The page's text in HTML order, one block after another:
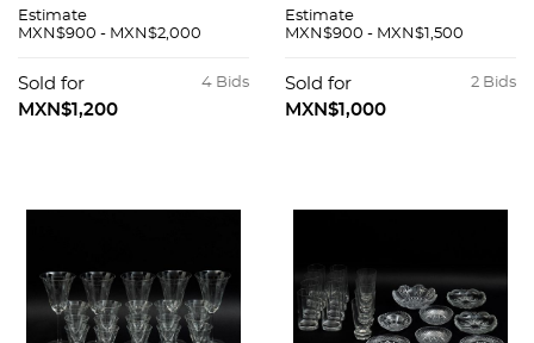
en cristal de
ámbar Decoración
facetada Borde
Estimate
MXN$900 - MXN$2,000
4 Bids
Sold for
MXN$1,200
trasnparente
Diseño orgánico
Consta de 3 jarr...
Estimate
MXN$900 - MXN$1,500
2 Bids
Sold for
MXN$1,000